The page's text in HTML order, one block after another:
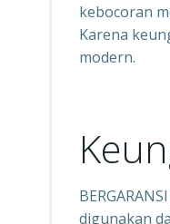
kebocoran
Karena
modern.
digunakan